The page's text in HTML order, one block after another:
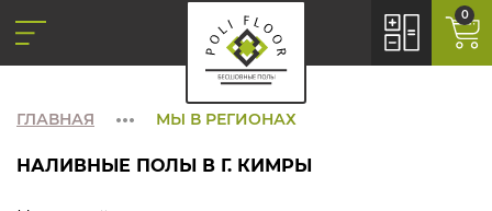
0
ГЛАВНАЯ МЫ В РЕГИОНАХ
НАЛИВНЫЕ ПОЛЫ В Г. КИМРЫ